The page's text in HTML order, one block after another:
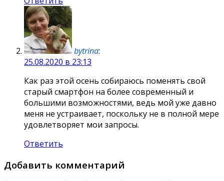
bytrina:
25.08.2020 в 23:13
Как раз этой осень собираюсь поменять свой
старый смартфон на более современный и
большими возможностями, ведь мой уже давно
меня не устраивает, поскольку не в полной мере
удовлетворяет мои запросы.
Ответить
Добавить комментарий